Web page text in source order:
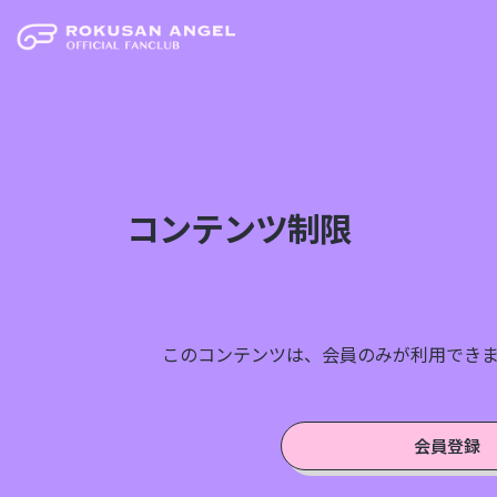
コンテンツ制限
このコンテンツは、会員のみが利用でき
会員登録